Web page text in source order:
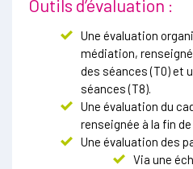
Outils d’évaluation :
Une évaluation
médiation,
des séances (T0) et
séances (T8).
Une évaluation du
renseignée à la fin
Une évaluation des
Via une